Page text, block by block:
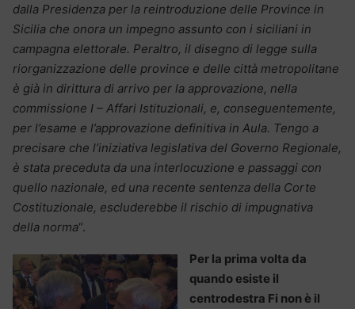
dalla Presidenza per la reintroduzione delle Province in
Sicilia che onora un impegno assunto con i siciliani in
campagna elettorale. Peraltro, il disegno di legge sulla
riorganizzazione delle province e delle città metropolitane
è già in dirittura di arrivo per la approvazione, nella
commissione I – Affari Istituzionali, e, conseguentemente,
per l’esame e l’approvazione definitiva in Aula. Tengo a
precisare che l’iniziativa legislativa del Governo Regionale,
è stata preceduta da una interlocuzione e passaggi con
quello nazionale, ed una recente sentenza della Corte
Costituzionale, escluderebbe il rischio di impugnativa
della norma“.
Per la prima volta da
quando esiste il
centrodestra Fi non è il